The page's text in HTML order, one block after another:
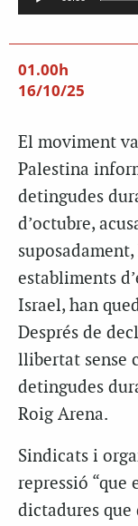
01.00h
16/10/25
El moviment
Palestina
detingudes
d’octubre,
establiments
Israel, han
Després de
llibertat sense
detingudes
Roig Arena.
Sindicats i
repressió “que
dictadures que